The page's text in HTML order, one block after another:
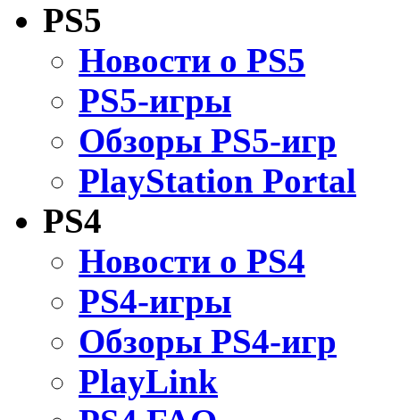
PS5
Новости о PS5
PS5-игры
Обзоры PS5-игр
PlayStation Portal
PS4
Новости о PS4
PS4-игры
Обзоры PS4-игр
PlayLink